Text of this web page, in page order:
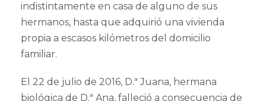
indistintamente en casa de alguno de sus
hermanos, hasta que adquirió una vivienda
propia a escasos kilómetros del domicilio
familiar.
El 22 de julio de 2016, D.ª Juana, hermana
biológica de D.ª Ana, falleció a consecuencia de